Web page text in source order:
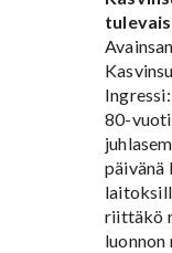
80-
päivänä
riittäkö
luonnon